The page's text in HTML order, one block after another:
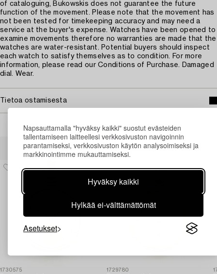
Napsauttamalla "hyväksy kaikki" suostut evästeiden
tallentamiseen laitteellesi verkkosivuston navigoinnin
parantamiseksi, verkkosivuston käytön analysoimiseksi ja
markkinointimme mukauttamiseksi.
Hyväksy kaikki
Hylkää ei-välttämättömät
Asetukset
of cataloguing, Bukowskis does not guarantee the future
function of the movement. Please note that the movement has
not been tested for timekeeping accuracy and may need a
service at the buyer's expense. Watches have been opened to
examine movements therefore no warranties are made that the
watches are water-resistant. Potential buyers should inspect
each watch to satisfy themselves as to condition. For more
information, please read our Conditions of Purchase. Damaged
dial. Wear.
Tietoa ostamisesta
Muiden katsomia kohteita
1730575 1729780